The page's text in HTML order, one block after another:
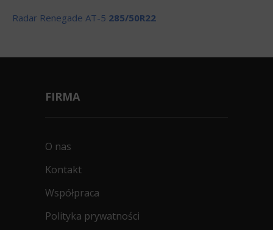
Radar Renegade AT-5 285/50R22
FIRMA
O nas
Kontakt
Współpraca
Polityka prywatności